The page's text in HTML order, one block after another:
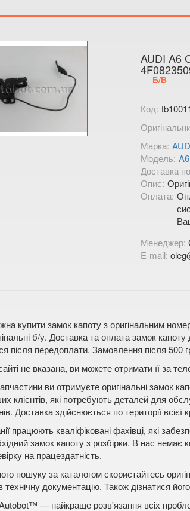
AUDI A6
Б/В
Код:
Марка:
Модель:
Доставка
Опис:
Оплата:
Менеджер:
E-mail:
купити замок капоту з оригінальним
б/у. Доставка та оплата замок
після передоплати. Замовлення після 500
не вказана, ви можете отримати її за
ви отримуєте оригінальні замок
клієнтів, які потребують деталей для
Доставка здійснюється по території всієї
працюють кваліфіковані фахівці, які
замок капоту з розбірки. В нас
на працездатність.
пошуку за каталогом скористайтесь
технічну документацію. Також дізнатися
— найкраще розв'язання всіх